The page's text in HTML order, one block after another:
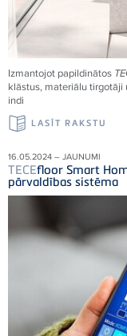
Izmantojot papildinātos
klāstus, materiālu
indi
LASĪT RAKSTU
16.05.2024 – JAUNUMI
TECEfloor Smart
pārvaldības sistēma